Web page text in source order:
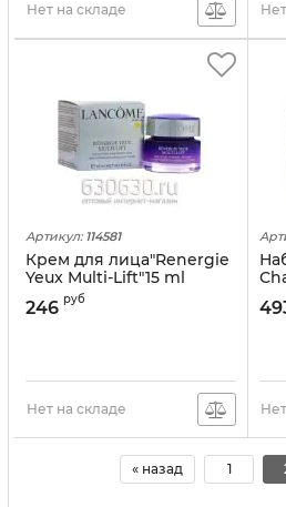
Нет на складе
Артикул: 114581
Крем для лица"Renergie
Yeux Multi-Lift"15 ml
246 руб
Нет на складе
« назад 1